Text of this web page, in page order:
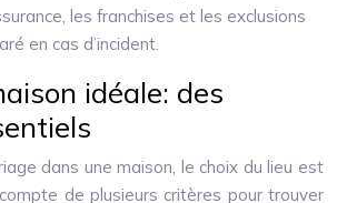
les franchises et les exclusions
en cas d’incident.
idéale: des
dans une maison, le choix du lieu est
de plusieurs critères pour trouver